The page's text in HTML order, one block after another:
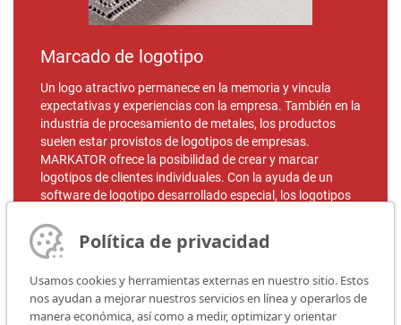
Marcado de logotipo
Un logo atractivo permanece en la memoria y vincula
expectativas y experiencias con la empresa. También en la
industria de procesamiento de metales, los productos
suelen estar provistos de logotipos de empresas.
MARKATOR ofrece la posibilidad de crear y marcar
logotipos de clientes individuales. Con la ayuda de un
software de logotipo desarrollado especial, los logotipos
MARKATOR ofrece la solución perfecta con sus sistemas
logotipos se pueden marcar con todos los sistemas de
marcado.
Política de privacidad
Usamos cookies y herramientas externas en nuestro sitio. Estos
nos ayudan a mejorar nuestros servicios en línea y operarlos de
manera económica, así como a medir, optimizar y orientar